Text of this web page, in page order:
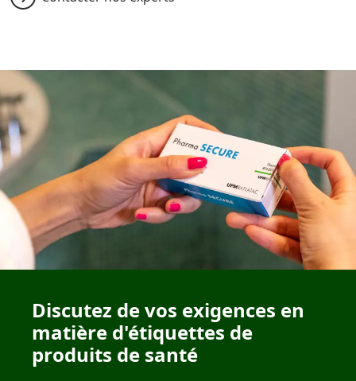
Discutez de vos exigences en
matière d'étiquettes de
produits de santé